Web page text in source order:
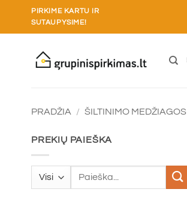
content
PIRKIME KARTU IR
SUTAUPYSIME!
PRADŽIA / ŠILTINIMO MEDŽIAGOS
PREKIŲ PAIEŠKA
Ieškoti: